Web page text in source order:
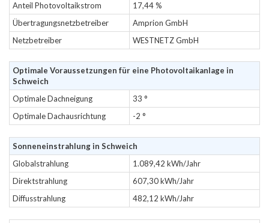
Anteil Photovoltaikstrom
17,44 %
Übertragungsnetzbetreiber
Amprion GmbH
Netzbetreiber
WESTNETZ GmbH
Optimale Voraussetzungen für eine Photovoltaikanlage in
Schweich
Optimale Dachneigung
33 °
Optimale Dachausrichtung
-2 °
Sonneneinstrahlung in Schweich
Globalstrahlung
1.089,42 kWh/Jahr
Direktstrahlung
607,30 kWh/Jahr
Diffusstrahlung
482,12 kWh/Jahr